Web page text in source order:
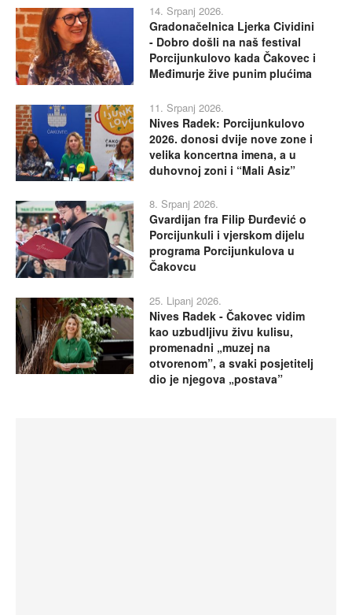
14. Srpanj 2026.
Gradonačelnica Ljerka Cividini
- Dobro došli na naš festival
Porcijunkulovo kada Čakovec i
Međimurje žive punim plućima
11. Srpanj 2026.
Nives Radek: Porcijunkulovo
2026. donosi dvije nove zone i
velika koncertna imena, a u
duhovnoj zoni i “Mali Asiz”
8. Srpanj 2026.
Gvardijan fra Filip Đurđević o
Porcijunkuli i vjerskom dijelu
programa Porcijunkulova u
Čakovcu
25. Lipanj 2026.
Nives Radek - Čakovec vidim
kao uzbudljivu živu kulisu,
promenadni „muzej na
otvorenom”, a svaki posjetitelj
dio je njegova „postava”